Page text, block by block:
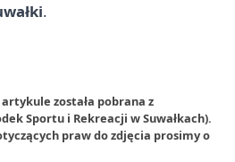
.
została pobrana z
Sportu i Rekreacji w Suwałkach).
praw do zdjęcia prosimy o